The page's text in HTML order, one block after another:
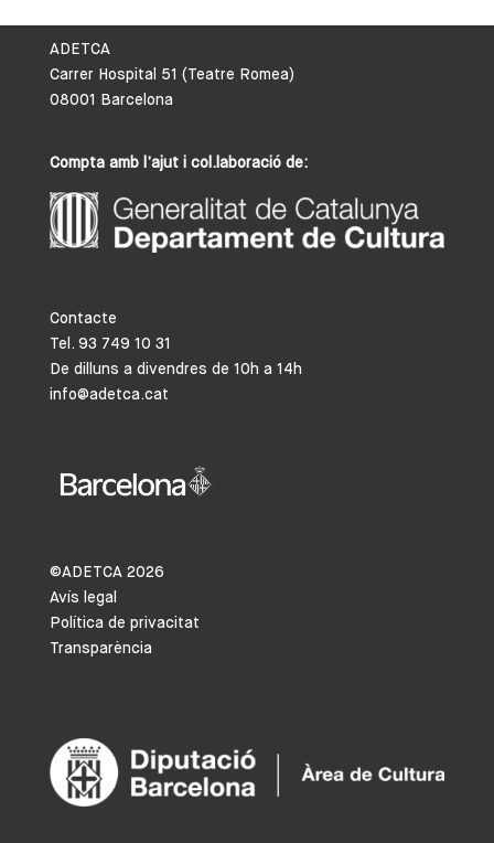
ADETCA
Carrer Hospital 51 (Teatre Romea)
08001 Barcelona
Compta amb l’ajut i col.laboració de:
Contacte
Tel. 93 749 10 31
De dilluns a divendres de 10h a 14h
info@adetca.cat
©ADETCA 2026
Avís legal
Política de privacitat
Transparència